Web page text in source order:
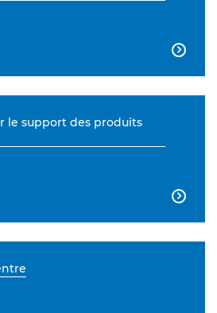

le support des produits
